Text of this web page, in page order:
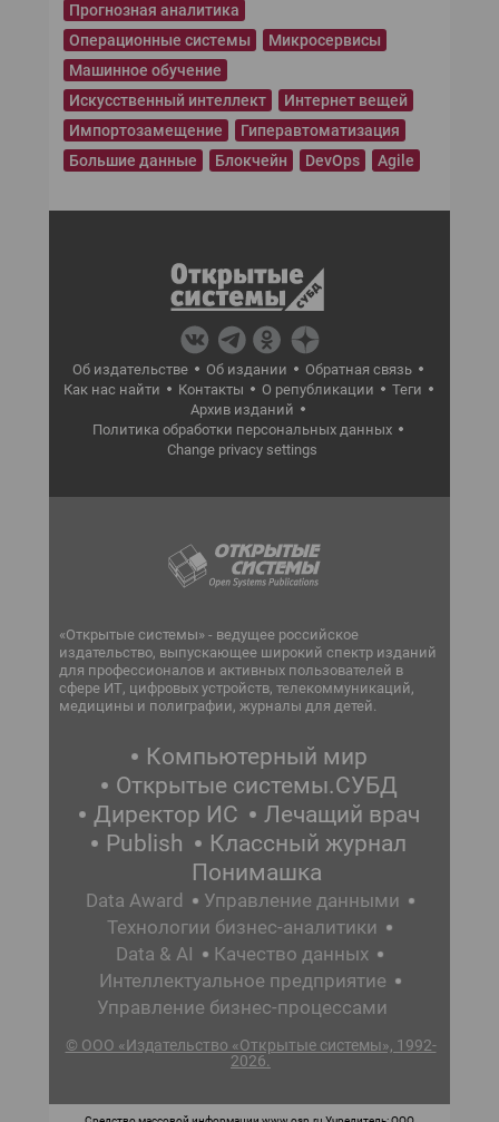
Прогнозная аналитика
Операционные системы
Микросервисы
Машинное обучение
Искусственный интеллект
Интернет вещей
Импортозамещение
Гиперавтоматизация
Большие данные
Блокчейн DevOps Agile
Об издательстве Об издании
Обратная связь
Как нас найти
Контакты О републикации
Теги
Архив изданий
Политика обработки персональных данных
Change privacy settings
«Открытые системы» - ведущее российское
издательство, выпускающее широкий спектр изданий
для профессионалов и активных пользователей в
сфере ИТ, цифровых устройств, телекоммуникаций,
медицины и полиграфии, журналы для детей.
Компьютерный мир
Открытые системы.СУБД
Директор ИС
Лечащий врач
Publish
Классный журнал
Понимашка
Data Award
Управление данными
Технологии бизнес-аналитики
Data & AI
Качество данных
Интеллектуальное предприятие
Управление бизнес-процессами
© ООО «Издательство «Открытые системы», 1992-
2026.